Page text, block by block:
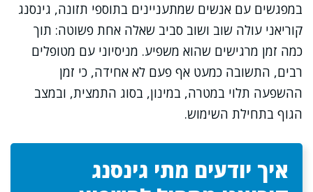
במפגשים עם אנשים שמתעניינים בתוספי תזונה, גינסנג
קוריאני עולה שוב ושוב סביב שאלה אחת פשוטה: תוך
כמה זמן מרגישים שהוא משפיע. מניסיוני עם מטופלים
רבים, התשובה כמעט אף פעם לא אחידה, כי זמן
ההשפעה תלוי במטרה, במינון, בסוג התמצית, ובמצב
הגוף בתחילת השימוש.
איך יודעים מתי גינסנג